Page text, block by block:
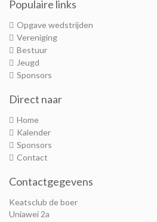
Populaire links
Opgave wedstrijden
Vereniging
Bestuur
Jeugd
Sponsors
Direct naar
Home
Kalender
Sponsors
Contact
Contactgegevens
Keatsclub de boer
Uniawei 2a